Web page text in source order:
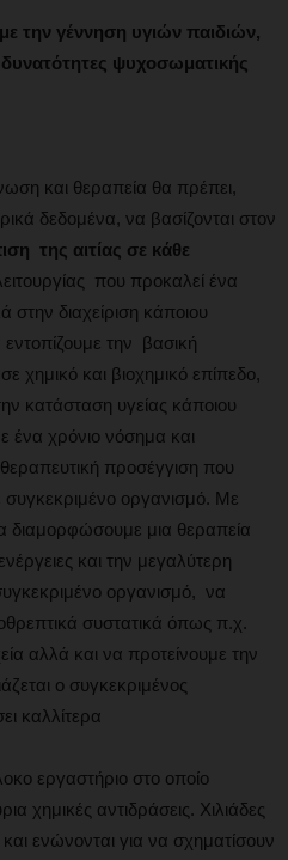
την γέννηση υγιών παιδιών,
ψυχοσωματικής
και θεραπεία θα πρέπει,
δεδομένα, να βασίζονται στον
της αιτίας σε κάθε
που προκαλεί ένα
διαχείριση κάποιου
την βασική
χημικό και βιοχημικό επίπεδο,
κατάσταση υγείας κάποιου
ένα χρόνιο νόσημα και
προσέγγιση που
συγκεκριμένο οργανισμό. Με
διαμορφώσουμε μια θεραπεία
και την μεγαλύτερη
οργανισμό, να
συστατικά όπως π.χ.
αλλά και να προτείνουμε την
ο συγκεκριμένος
καλλίτερα
εργαστήριο στο οποίο
χημικές αντιδράσεις. Χιλιάδες
ενώνονται για να σχηματίσουν